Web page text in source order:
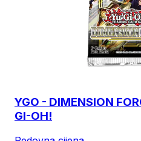
YGO - DIMENSION
GI-OH!